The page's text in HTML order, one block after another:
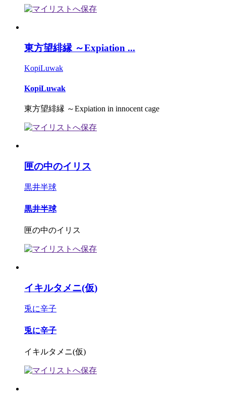
東方望緋縁 ～Expiation ...
KopiLuwak
KopiLuwak
東方望緋縁 ～Expiation in innocent cage
匣の中のイリス
黒井半球
黒井半球
匣の中のイリス
イキルタメニ(仮)
兎に辛子
兎に辛子
イキルタメニ(仮)